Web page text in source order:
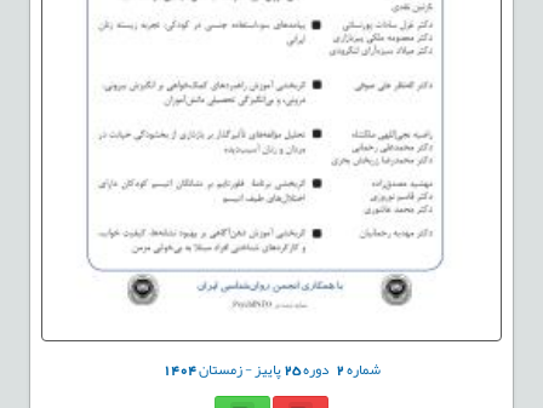
شماره2 دوره25پاییز - زمستان1404